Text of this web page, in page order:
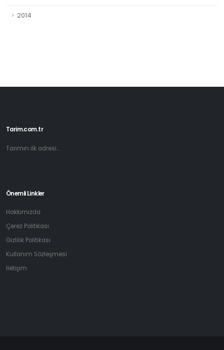
2014
Tarim.com.tr
Tarımın ilk adresi...
Önemli Linkler
Hakkımızda
Çerez Politikası
Gizlilik Politikası
Kullanım Sözleşmesi
İletişim